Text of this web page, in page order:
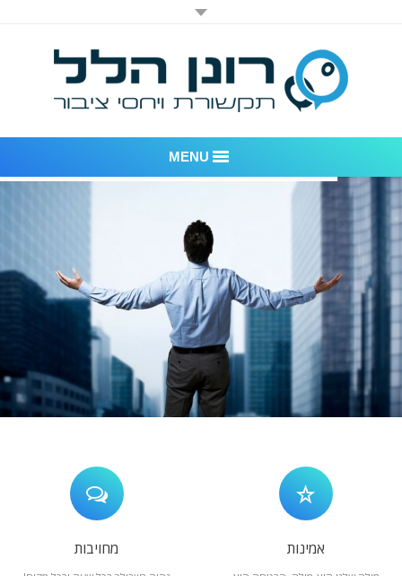
MENU
דוגמאות לעבודות שביצענו
לקוחות – משרד יחסי ציבור רונן הלל
חדר חדשות
המלצות
צור קשר
אמינות מחויבות